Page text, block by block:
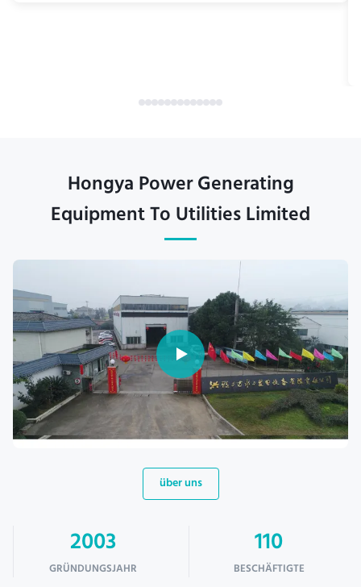
Hongya Power Generating
Equipment To Utilities Limited
über uns
2003
GRÜNDUNGSJAHR
110
BESCHÄFTIGTE